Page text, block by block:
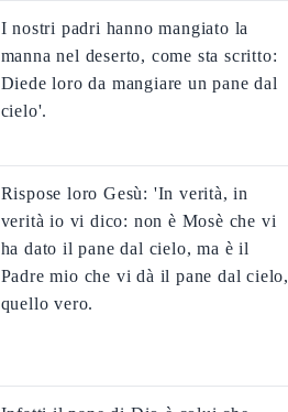
I nostri padri hanno mangiato la
manna nel deserto, come sta scritto:
Diede loro da mangiare un pane dal
cielo'.
Rispose loro Gesù: 'In verità, in
verità io vi dico: non è Mosè che vi
ha dato il pane dal cielo, ma è il
Padre mio che vi dà il pane dal cielo,
quello vero.